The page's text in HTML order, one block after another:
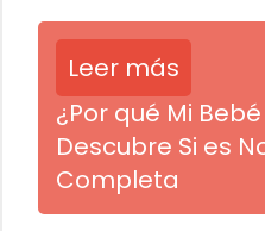
Leer más
¿Por qué Mi
Descubre Si es
Completa